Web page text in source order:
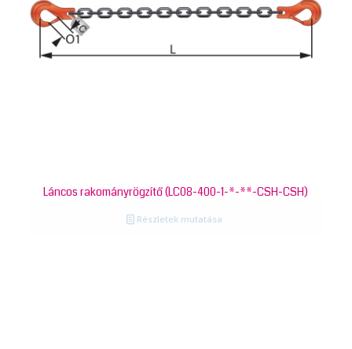
Láncos rakományrögzítő (LC08-400-1-*-**-CSH-CSH)
Részletek mutatása